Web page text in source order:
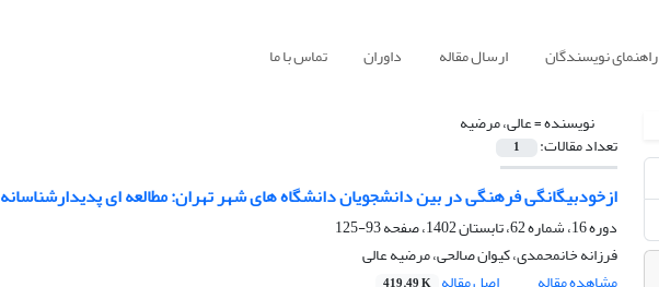
راهنمای نویسندگان ارسال مقاله داوران تماس با ما
نویسنده =عالی، مرضیه
تعداد مقالات: 1
ازخودبیگانگی فرهنگی در بین دانشجویان دانشگاه های شهر تهران: مطالعه ای پدیدارشناسانه
دوره 16، شماره 62، تابستان 1402، صفحه
93-125
فرزانه خانمحمدی، کیوان صالحی، مرضیه عالی